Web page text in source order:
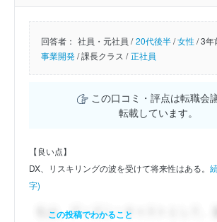
回答者： 社員・元社員 / 20代後半/女性/3年
事業開発/課長クラス / 正社員
この口コミ・評点は転職会
転載しています。
【良い点】
DX、リスキリングの波を受けて将来性はある。
字)
この投稿でわかること